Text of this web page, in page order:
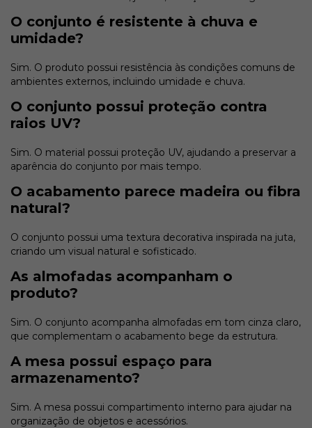
O conjunto é resistente à chuva e
umidade?
Sim. O produto possui resistência às condições comuns de
ambientes externos, incluindo umidade e chuva.
O conjunto possui proteção contra
raios UV?
Sim. O material possui proteção UV, ajudando a preservar a
aparência do conjunto por mais tempo.
O acabamento parece madeira ou fibra
natural?
O conjunto possui uma textura decorativa inspirada na juta,
criando um visual natural e sofisticado.
As almofadas acompanham o
produto?
Sim. O conjunto acompanha almofadas em tom cinza claro,
que complementam o acabamento bege da estrutura.
A mesa possui espaço para
armazenamento?
Sim. A mesa possui compartimento interno para ajudar na
organização de objetos e acessórios.